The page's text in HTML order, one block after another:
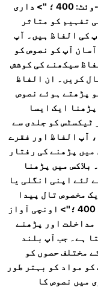
معلومات تلاش کرنے کی سہولت ملتی ہے۔ -وئٹ: 400 ؛ "> داری
تفہیم کو متاثر
کی الفاظ ہیں۔ آپ
آپ کو نصوص کو
سیکھنے کی کوشش
کریں۔ ان الفاظ
پڑھتے ہوئے نصوص
وزن: 400 ؛ "> بلاک پڑھنا ایک ایسا
ٹیکسٹس کو جلدی سے
آپ الفاظ اور فقرے
پڑھنے کی رفتار
میں پڑھنا
لئے اپنی انگلی یا
مخصوص تال پیدا
کریں۔ p> <اسپین اسٹائل = "فونٹ وزن: 400 ؛"> اونچی آواز
مداخلت اور پڑھنے
ہے۔ جب آپ بلند
مختلف حصوں کو
مواد کو بہتر طور
میں نصوص کا